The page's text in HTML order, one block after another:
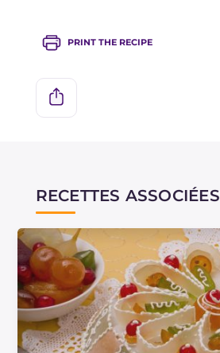
PRINT THE RECIPE
RECETTES ASSOCIÉES